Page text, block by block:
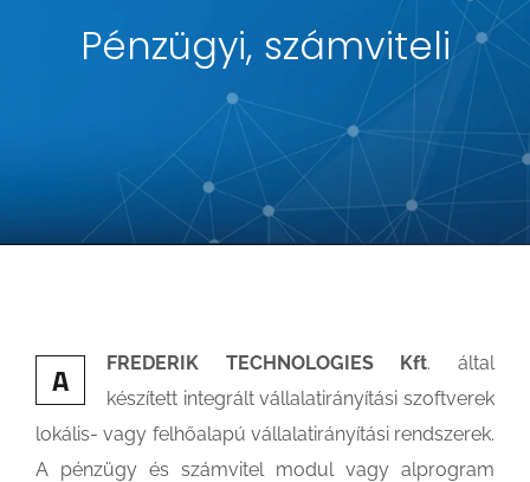
Pénzügyi, számviteli
A FREDERIK TECHNOLOGIES Kft. által
készített integrált vállalatirányítási szoftverek
lokális- vagy felhőalapú vállalatirányítási rendszerek.
A pénzügy és számvitel modul vagy alprogram